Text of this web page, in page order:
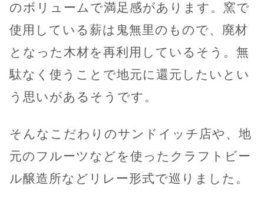
のボリュームで満足感があります。窯で
使用している薪は鬼無里のもので、廃材
となった木材を再利用しているそう。無
駄なく使うことで地元に還元したいとい
う思いがあるそうです。
そんなこだわりのサンドイッチ店や、地
元のフルーツなどを使ったクラフトビー
ル醸造所などリレー形式で巡りました。